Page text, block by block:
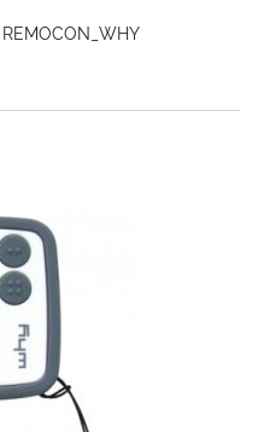
REMOCON_WHY